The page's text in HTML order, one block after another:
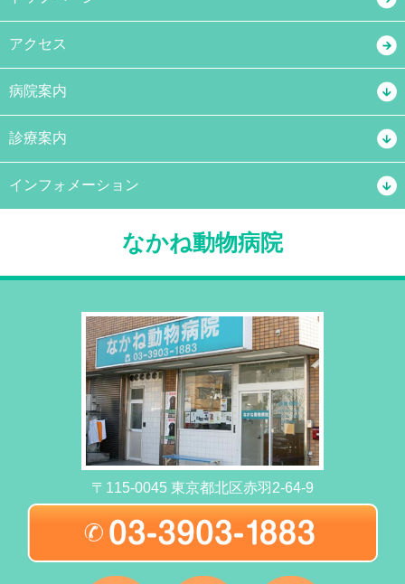
アクセス
病院案内
診療案内
インフォメーション
なかね動物病院
〒115-0045 東京都北区赤羽2-64-9